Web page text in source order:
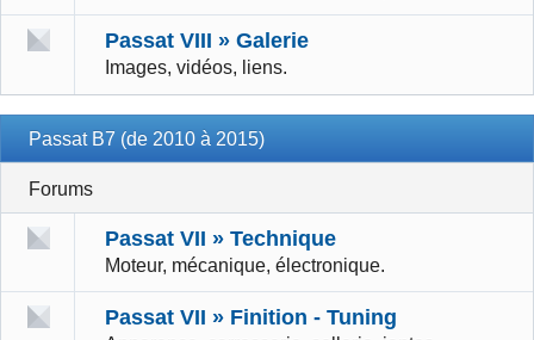
Passat VIII » Galerie
Images, vidéos, liens.
Passat B7 (de 2010 à 2015)
Forums
Passat VII » Technique
Moteur, mécanique, électronique.
Passat VII » Finition - Tuning